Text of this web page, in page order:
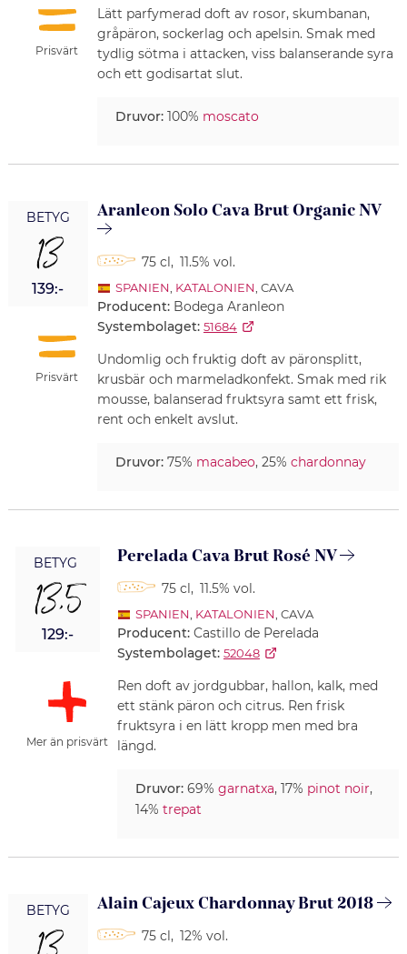
Prisvärt
Lätt parfymerad doft av rosor, skumbanan,
gråpäron, sockerlag och apelsin. Smak med
tydlig sötma i attacken, viss balanserande syra
och ett godisartat slut.
Druvor:100% moscato
BETYG
13
139:-
Prisvärt
Aranleon Solo Cava Brut Organic NV
75 cl, 11.5% vol.
SPANIEN KATALONIEN , CAVA
Producent: Bodega Aranleon
Systembolaget: 51684
Undomlig och fruktig doft av päronsplitt,
krusbär och marmeladkonfekt. Smak med rik
mousse, balanserad fruktsyra samt ett frisk,
rent och enkelt avslut.
Druvor:75% macabeo, 25% chardonnay
BETYG
13,5
129:-
Mer än prisvärt
Perelada Cava Brut Rosé NV
75 cl, 11.5% vol.
SPANIEN KATALONIEN , CAVA
Producent: Castillo de Perelada
Systembolaget: 52048
Ren doft av jordgubbar, hallon, kalk, med
ett stänk päron och citrus. Ren frisk
fruktsyra i en lätt kropp men med bra
längd.
Druvor:69% garnatxa, 17% pinot noir,
14% trepat
BETYG Alain Cajeux Chardonnay Brut 2018
75 cl, 12% vol.